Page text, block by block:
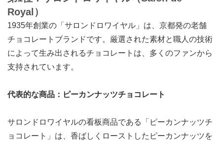
Royal）
1935年創業の「サロンドロワイヤル」は、京都発の老舗
チョコレートブランドです。厳選された素材と職人の技術
によって生み出されるチョコレートは、多くのファンから
支持されています。
代表的な商品：ピーカンナッツチョコレート
サロンドロワイヤルの看板商品である「ピーカンナッツチ
ョコレート」は、香ばしくローストしたピーカンナッツを